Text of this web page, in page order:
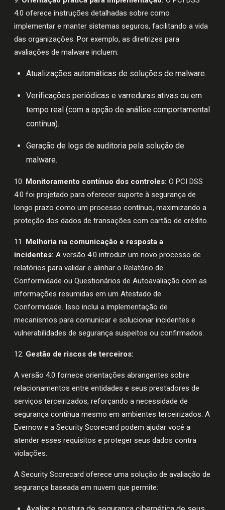
4.0 oferece instruções detalhadas sobre como
implementar e manter sistemas seguros, facilitando a vida
das organizações. Por exemplo, as diretrizes para
avaliações de malware incluem:
Atualizações automáticas de soluções de malware.
Verificações periódicas e varreduras ativas ou em
tempo real (com a opção de análise comportamental
contínua).
Geração de logs de auditoria pela solução de
malware.
10. Monitoramento contínuo dos controles: O PCI DSS
4.0 foi projetado para oferecer suporte à segurança de
longo prazo como um processo contínuo, maximizando a
proteção dos dados de transações com cartão de crédito.
11. Melhoria na comunicação e resposta a
incidentes: A versão 4.0 introduz um novo processo de
relatórios para validar e alinhar o Relatório de
Conformidade ou Questionários de Autoavaliação com as
informações resumidas em um Atestado de
Conformidade. Isso inclui a implementação de
mecanismos para comunicar e solucionar incidentes e
vulnerabilidades de segurança suspeitos ou confirmados.
12. Gestão de riscos de terceiros:
A versão 4.0 fornece orientações abrangentes sobre
relacionamentos entre entidades e seus prestadores de
serviços terceirizados, reforçando a necessidade de
segurança contínua mesmo em ambientes terceirizados. A
Evernow e a Security Scorecard podem ajudar você a
atender esses requisitos e proteger seus dados contra
violações.
A Security Scorecard oferece uma solução de avaliação de
segurança baseada em nuvem que permite: